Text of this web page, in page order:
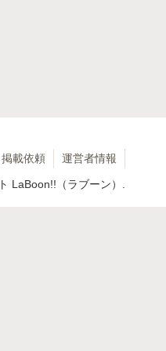
掲載依頼 運営者情報
LaBoon!!（ラブーン）.